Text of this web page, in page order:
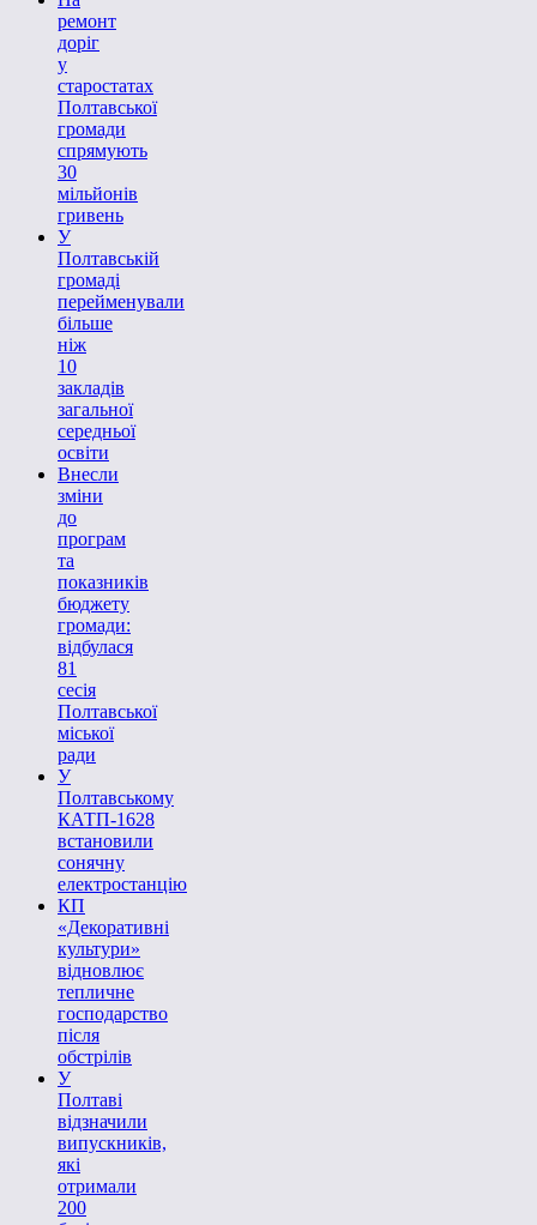
ремонт
доріг
у
старостатах
Полтавської
громади
спрямують
30
мільйонів
гривень
У
Полтавській
громаді
перейменували
більше
ніж
10
закладів
загальної
середньої
освіти
Внесли
зміни
до
програм
та
показників
бюджету
громади:
відбулася
81
сесія
Полтавської
міської
ради
У
Полтавському
КАТП-1628
встановили
сонячну
електростанцію
КП
«Декоративні
культури»
відновлює
тепличне
господарство
після
обстрілів
У
Полтаві
відзначили
випускників,
які
отримали
200